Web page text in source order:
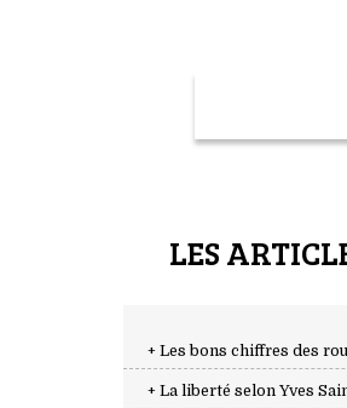
LES
+ Les bons chiffres des
+ La liberté selon Yves